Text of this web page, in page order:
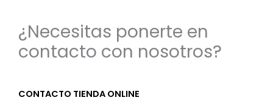
¿Necesitas ponerte en
contacto con nosotros?
CONTACTO TIENDA ONLINE